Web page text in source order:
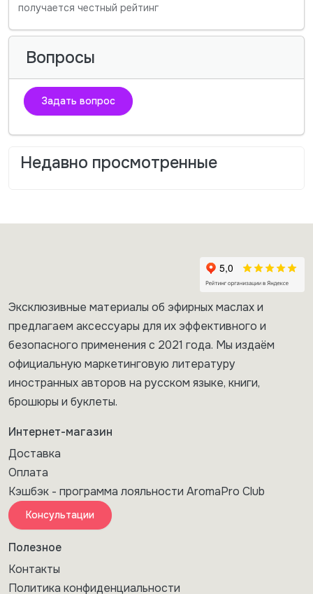
получается честный рейтинг
Вопросы
Задать вопрос
Недавно просмотренные
Эксклюзивные материалы об эфирных маслах и
предлагаем аксессуары для их эффективного и
безопасного применения с 2021 года. Мы издаём
официальную маркетинговую литературу
иностранных авторов на русском языке, книги,
брошюры и буклеты.
Интернет-магазин
Доставка
Оплата
Кэшбэк - программа лояльности AromaPro Club
Консультации
Полезное
Контакты
Политика конфиденциальности